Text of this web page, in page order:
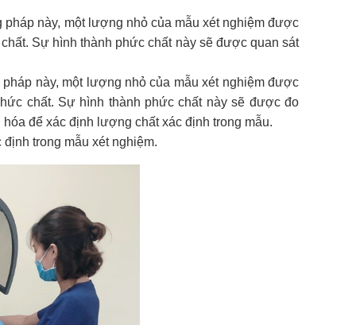
này, một lượng nhỏ của mẫu xét nghiệm được
Sự hình thành phức chất này sẽ được quan sát
này, một lượng nhỏ của mẫu xét nghiệm được
chất. Sự hình thành phức chất này sẽ được đo
để xác định lượng chất xác định trong mẫu.
trong mẫu xét nghiệm.